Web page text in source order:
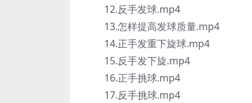
12.反手发球.mp4
13.怎样提高发球质量.mp4
14.正手发重下旋球.mp4
15.反手发下旋.mp4
16.正手挑球.mp4
17.反手挑球.mp4